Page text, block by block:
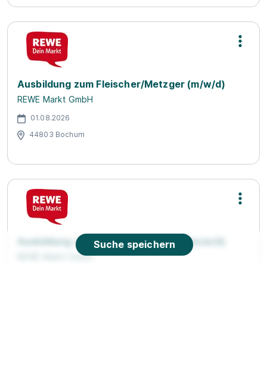
Ausbildung zum Fleischer/Metzger (m/w/d)
REWE Markt GmbH
01.08.2026
44803 Bochum
Ausbildung zum Fleischer/Metzger (m/w/d)
REWE Markt GmbH
Suche speichern